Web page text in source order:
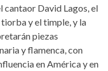
cantaor David Lagos, el
y el timple, y la
piezas
y flamenca, con
en América y en